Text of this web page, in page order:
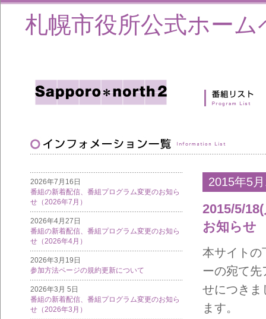
札幌市役所公式ホーム
2026年7月16日
番組の新着配信、番組プログラム変更のお知ら
せ（2026年7月）
2026年4月27日
番組の新着配信、番組プログラム変更のお知ら
せ（2026年4月）
2026年3月19日
参加方法ページの規約更新について
2026年3月 5日
番組の新着配信、番組プログラム変更のお知ら
せ（2026年3月）
2015年5
2015/5/
お知らせ
本サイトの
ーの宛て先
せにつきま
ます。